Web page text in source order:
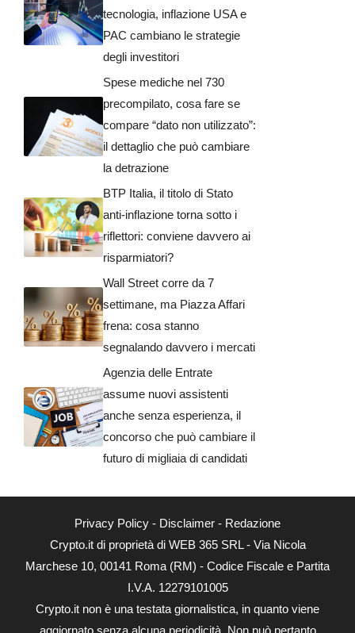
tecnologia, inflazione USA e
PAC cambiano le strategie
degli investitori
Spese mediche nel 730
precompilato, cosa fare se
compare “dato non utilizzato”:
il dettaglio che può cambiare
la detrazione
BTP Italia, il titolo di Stato
anti-inflazione torna sotto i
riflettori: conviene davvero ai
risparmiatori?
Wall Street corre da 7
settimane, ma Piazza Affari
frena: cosa stanno
segnalando davvero i mercati
Agenzia delle Entrate
assume nuovi assistenti
anche senza esperienza, il
concorso che può cambiare il
futuro di migliaia di candidati
Privacy Policy - Disclaimer - Redazione
Crypto.it di proprietà di WEB 365 SRL - Via Nicola
Marchese 10, 00141 Roma (RM) - Codice Fiscale e Partita
I.V.A. 12279101005
Crypto.it non è una testata giornalistica, in quanto viene
aggiornato senza alcuna periodicità. Non può pertanto